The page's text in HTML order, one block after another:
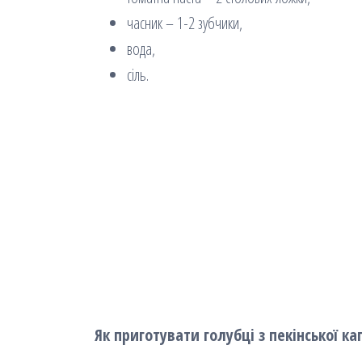
часник – 1-2 зубчики,
вода,
сіль.
Як приготувати голубці з пекінської